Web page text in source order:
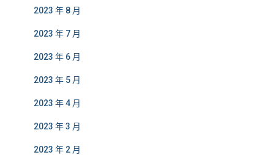
2023 年 8 月
2023 年 7 月
2023 年 6 月
2023 年 5 月
2023 年 4 月
2023 年 3 月
2023 年 2 月